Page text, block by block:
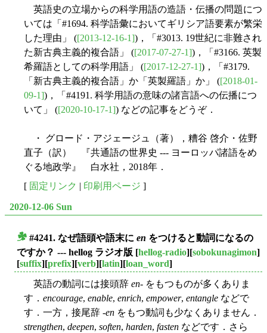
英語史の立場からの科学用語の造語・伝播の問題につ
いては「#1694. 科学語彙においてギリシア語要素が繁栄
した理由」 ([2013-12-16-1])，「#3013. 19世紀に非難され
た新古典主義的複合語」 ([2017-07-27-1])，「#3166. 英製
希羅語としての科学用語」 ([2017-12-27-1])，「#3179.
「新古典主義的複合語」か「英製羅語」か」 ([2018-01-
09-1])，「#4191. 科学用語の意味の諸言語への伝播につ
いて」 ([2020-10-17-1]) などの記事をどうぞ．
・ グロード・アジェージュ（著），糟谷 啓介・佐野
直子（訳） 『共通語の世界史 --- ヨーロッパ諸語をめ
ぐる地政学』 白水社，2018年．
[ 固定リンク 印刷用ページ ]
2020-12-06 Sun
#4241. なぜ語頭や語末に en をつけると動詞になるの
ですか？ --- hellog ラジオ版 [hellog-radio][sobokunagimon]
[suffix][prefix][verb][latin][loan_word]
英語の動詞には接頭辞 en- をもつものが多くありま
す． encourage, enable, enrich, empower, entangle などで
す．一方，接尾辞 -en をもつ動詞も少なくありません．
strengthen, deepen, soften, harden, fasten などです．さら